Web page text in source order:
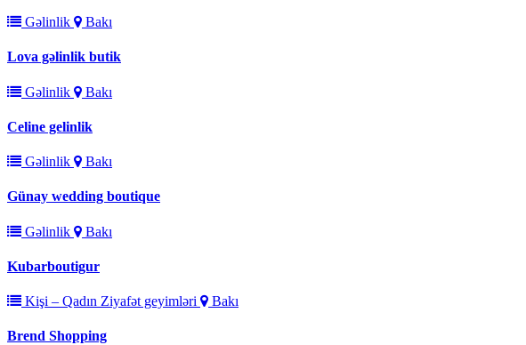
Gəlinlik Bakı
Lova gəlinlik butik
Gəlinlik Bakı
Celine gelinlik
Gəlinlik Bakı
Günay wedding boutique
Gəlinlik Bakı
Kubarboutigur
Kişi – Qadın Ziyafət geyimləri Bakı
Brend Shopping